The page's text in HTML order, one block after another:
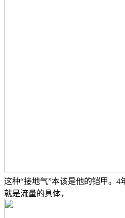
这种“接地气”本该是他的铠甲。4
就是流量的具体，